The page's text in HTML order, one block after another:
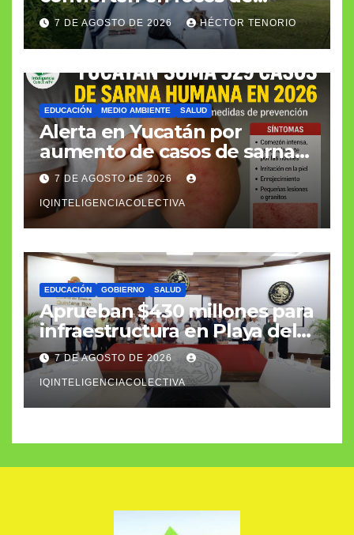
infección e inseguridad
7 DE AGOSTO DE 2026 HÉCTOR TENORIO
EDUCACIÓN MEDIO AMBIENTE SALUD
Alerta en Yucatán por
aumento de casos de sarna
humana
7 DE AGOSTO DE 2026
IQINTELIGENCIACOLECTIVA
EDUCACIÓN GOBIERNO SALUD
Aprueban $430 millones para
infraestructura en Playa del
Carmen
7 DE AGOSTO DE 2026
IQINTELIGENCIACOLECTIVA